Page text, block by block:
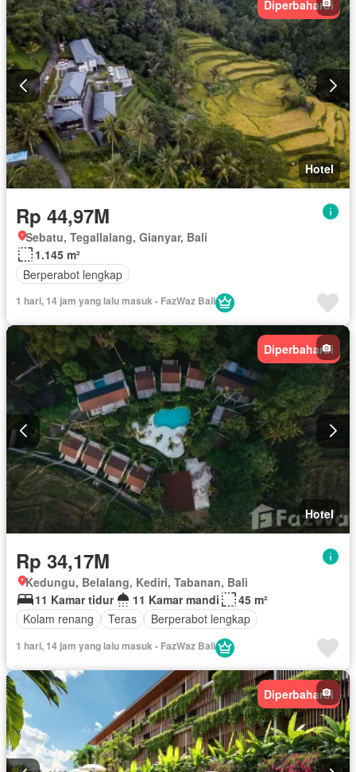
Diperbaharui
Hotel
Rp 44,97M
Sebatu, Tegallalang, Gianyar, Bali
1.145 m²
Berperabot lengkap
1 hari, 14 jam yang lalu masuk - FazWaz Bali
Diperbaharui
Hotel
Rp 34,17M
Kedungu, Belalang, Kediri, Tabanan, Bali
11 Kamar tidur
11 Kamar mandi
45 m²
Kolam renang
Teras Berperabot lengkap
1 hari, 14 jam yang lalu masuk - FazWaz Bali
Diperbaharui